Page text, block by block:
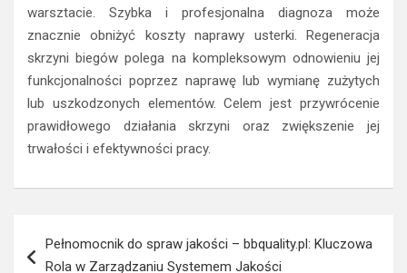
warsztacie. Szybka i profesjonalna diagnoza może
znacznie obniżyć koszty naprawy usterki. Regeneracja
skrzyni biegów polega na kompleksowym odnowieniu jej
funkcjonalności poprzez naprawę lub wymianę zużytych
lub uszkodzonych elementów. Celem jest przywrócenie
prawidłowego działania skrzyni oraz zwiększenie jej
trwałości i efektywności pracy.
wpisu
Pełnomocnik do spraw jakości – bbquality.pl: Kluczowa
Rola w Zarządzaniu Systemem Jakości